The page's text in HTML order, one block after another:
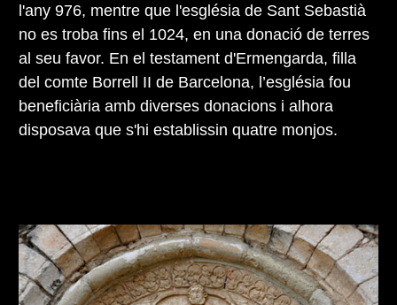
l'any 976, mentre que l'església de Sant Sebastià
no es troba fins el 1024, en una donació de terres
al seu favor. En el testament d'Ermengarda, filla
del comte Borrell II de Barcelona, l’església fou
beneficiària amb diverses donacions i alhora
disposava que s'hi establissin quatre monjos.